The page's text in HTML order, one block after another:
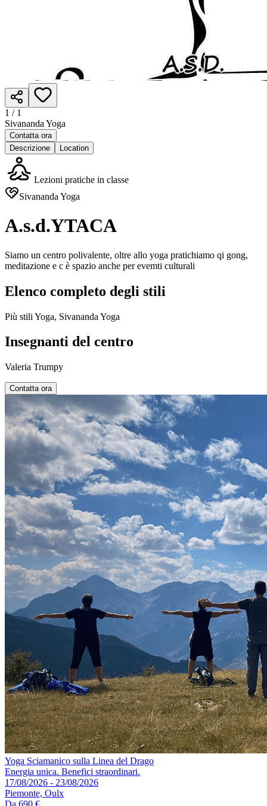
1 / 1
Sivananda Yoga
Contatta ora
Descrizione
Location
Lezioni pratiche in classe
Sivananda Yoga
A.s.d.YTACA
Siamo un centro polivalente, oltre allo yoga pratichiamo qi gong,
meditazione e c è spazio anche per evemti culturali
Elenco completo degli stili
Più stili Yoga, Sivananda Yoga
Insegnanti del centro
Valeria Trumpy
Contatta ora
Yoga Sciamanico sulla Linea del Drago
Energia unica. Benefici straordinari.
17/08/2026 - 23/08/2026
Piemonte, Oulx